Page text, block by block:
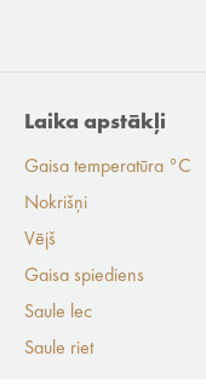
Laika apstākļi
Gaisa temperatūra °C
Nokrišņi
Vējš
Gaisa spiediens
Saule lec
Saule riet